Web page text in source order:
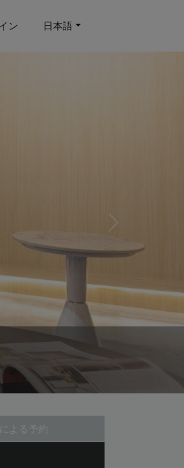
ン 日本語
Next
よる予約